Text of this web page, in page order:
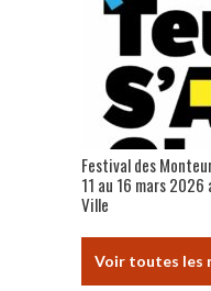
Festival des
11 au 16 mars
Ville
Voir toutes les